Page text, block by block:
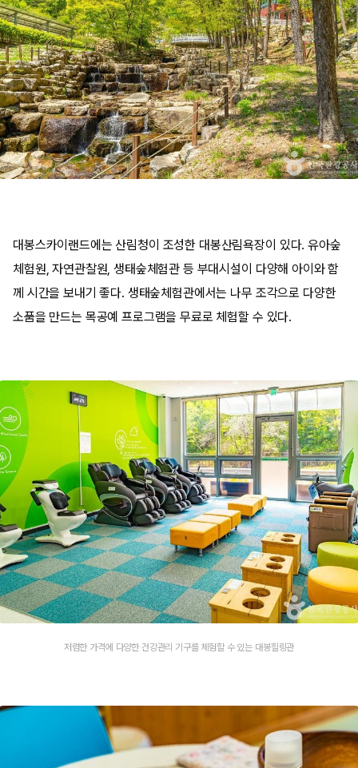
대봉스카이랜드에는 산림청이 조성한 대봉산림욕장이 있다. 유아숲
체험원, 자연관찰원, 생태숲체험관 등 부대시설이 다양해 아이와 함
께 시간을 보내기 좋다. 생태숲체험관에서는 나무 조각으로 다양한
소품을 만드는 목공예 프로그램을 무료로 체험할 수 있다.
저렴한 가격에 다양한 건강관리 기구를 체험할 수 있는 대봉힐링관